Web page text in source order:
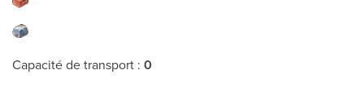
Capacité de transport : 0